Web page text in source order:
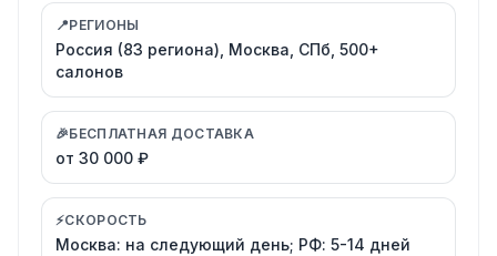
📍РЕГИОНЫ
Россия (83 региона), Москва, СПб, 500+
салонов
🎉БЕСПЛАТНАЯ ДОСТАВКА
от 30 000 ₽
⚡СКОРОСТЬ
Москва: на следующий день; РФ: 5-14 дней